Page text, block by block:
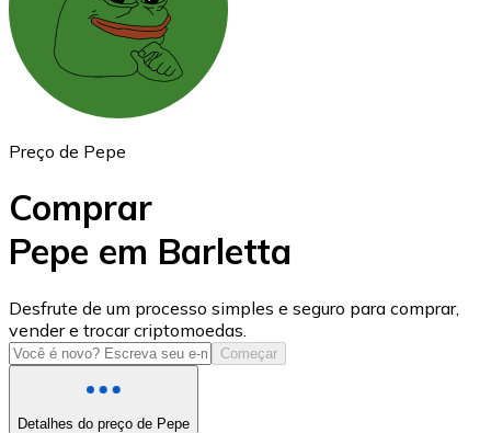
ETH
USD Coin
USDC
Preço de Pepe
Comprar
Pepe em Barletta
Desfrute de um processo simples e seguro para comprar,
vender e trocar criptomoedas.
Começar
Detalhes do preço de Pepe